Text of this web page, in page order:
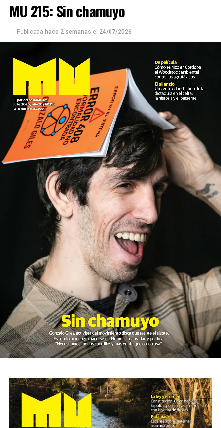
MU 215: Sin chamuyo
Publicada hace 2 semanas el 24/07/2026